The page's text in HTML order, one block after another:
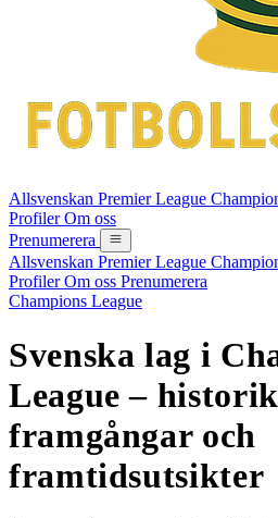
Allsvenskan Premier League
ProfilerOm oss
Prenumerera
Allsvenskan Premier League
ProfilerOm oss Prenumerera
Champions League
Svenska lag i
League –
framgångar och
framtidsutsikter